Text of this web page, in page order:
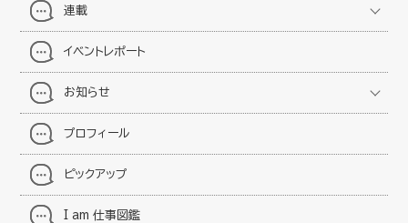
連載
イベントレポート
お知らせ
プロフィール
ピックアップ
I am 仕事図鑑